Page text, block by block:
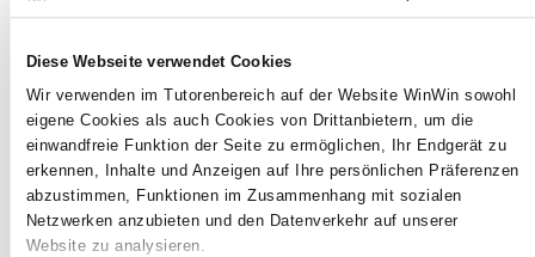
Diese Webseite verwendet Cookies
Wir verwenden im Tutorenbereich auf der Website WinWin sowohl
eigene Cookies als auch Cookies von Drittanbietern, um die
einwandfreie Funktion der Seite zu ermöglichen, Ihr Endgerät zu
erkennen, Inhalte und Anzeigen auf Ihre persönlichen Präferenzen
abzustimmen, Funktionen im Zusammenhang mit sozialen
Netzwerken anzubieten und den Datenverkehr auf unserer
Website zu analysieren.
INDIKATOREN
Der Auszubildende ist in der Lage, • seine
Arbeit einzuteilen • sich die für die
Erfüllung seiner Aufgabe erforderlichen
Informationen zu beschaffen • die
benötigte Arbeitszeit einzuschätzen
SOCKEL